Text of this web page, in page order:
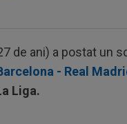
de ani) a postat un
- Real
Liga.